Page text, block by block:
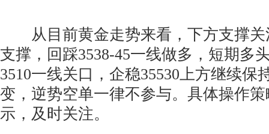
从目前黄金走势来看，下方支撑关
支撑，回踩3538-45一线做多，短期多
3510一线关口，企稳35530上方继续保
变，逆势空单一律不参与。具体操作
示，及时关注。